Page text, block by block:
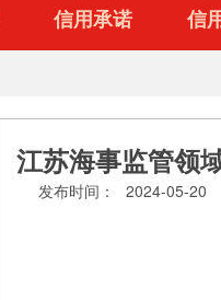
信用承诺 信
江苏海事监管领
发布时间： 2024-05-20